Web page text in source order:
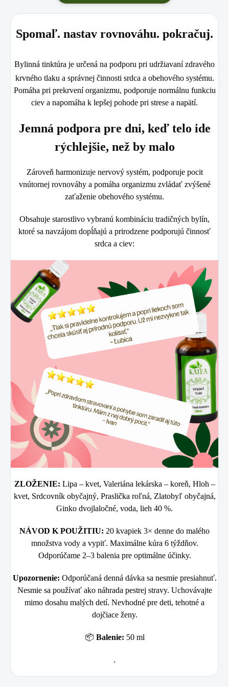
Spomaľ. nastav rovnováhu. pokračuj.
Bylinná tinktúra je určená na podporu pri udržiavaní zdravého
krvného tlaku a správnej činnosti srdca a obehového systému.
Pomáha pri prekrvení organizmu, podporuje normálnu funkciu
ciev a napomáha k lepšej pohode pri strese a napätí.
Jemná podpora pre dni, keď telo ide
rýchlejšie, než by malo
Zároveň harmonizuje nervový systém, podporuje pocit
vnútornej rovnováhy a pomáha organizmu zvládať zvýšené
zaťaženie obehového systému.
Obsahuje starostlivo vybranú kombináciu tradičných bylín,
ktoré sa navzájom dopĺňajú a prirodzene podporujú činnosť
srdca a ciev:
ZLOŽENIE: Lipa – kvet, Valeriána lekárska – koreň, Hloh –
kvet, Srdcovník obyčajný, Praslička roľná, Zlatobyľ obyčajná,
Ginko dvojlaločné, voda, lieh 40 %.
NÁVOD K POUŽITIU: 20 kvapiek 3× denne do malého
množstva vody a vypiť. Maximálne kúra 6 týždňov.
Odporúčame 2–3 balenia pre optimálne účinky.
Upozornenie: Odporúčaná denná dávka sa nesmie presiahnuť.
Nesmie sa používať ako náhrada pestrej stravy. Uchovávajte
mimo dosahu malých detí. Nevhodné pre deti, tehotné a
dojčiace ženy.
📦 Balenie: 50 ml
.